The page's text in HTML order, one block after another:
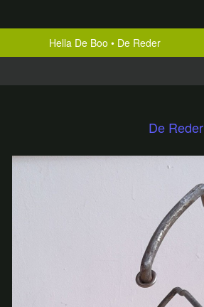
Hella De Boo
De Reder
De Reder